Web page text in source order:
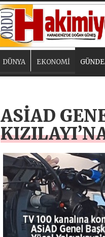
DÜNYA EKONOMİ
ASİAD